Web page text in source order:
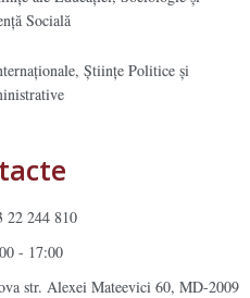
Socială
Ştiinţe Politice şi
22 244 810
- 17:00
str. Alexei Mateevici 60, MD-2009